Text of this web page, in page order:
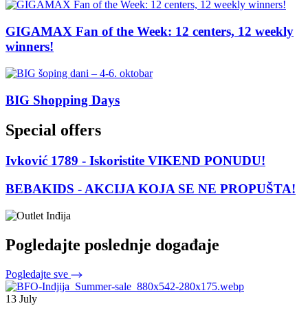
GIGAMAX Fan of the Week: 12 centers, 12 weekly
winners!
BIG Shopping Days
Special offers
Ivković 1789 - Iskoristite VIKEND PONUDU!
BEBAKIDS - AKCIJA KOJA SE NE PROPUŠTA!
Pogledajte poslednje događaje
Pogledajte sve
13 July